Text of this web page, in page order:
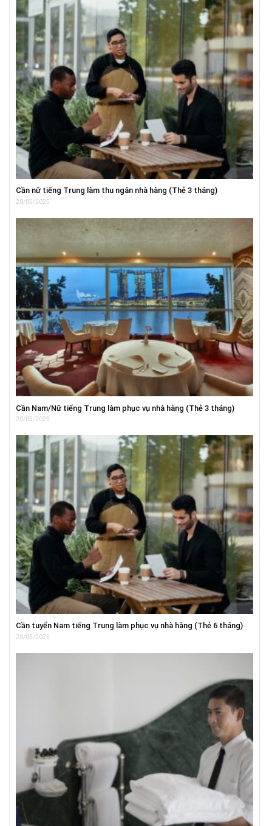
Cần nữ tiếng Trung làm thu ngân nhà hàng (Thẻ 3 tháng)
20/05/2025
Cần Nam/Nữ tiếng Trung làm phục vụ nhà hàng (Thẻ 3 tháng)
20/05/2025
Cần tuyển Nam tiếng Trung làm phục vụ nhà hàng (Thẻ 6 tháng)
20/05/2025